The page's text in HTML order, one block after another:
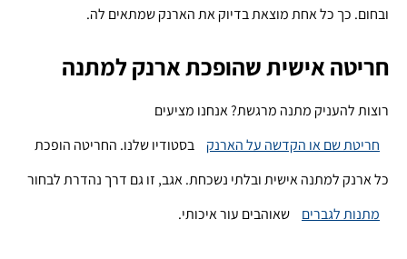
ובחום. כך כל אחת מוצאת בדיוק את הארנק שמתאים לה.
חריטה אישית שהופכת ארנק למתנה
רוצות להעניק מתנה מרגשת? אנחנו מציעים
חריטת שם או הקדשה על הארנק
בסטודיו שלנו. החריטה הופכת
כל ארנק למתנה אישית ובלתי נשכחת. אגב, זו גם דרך נהדרת לבחור
מתנות לגברים
שאוהבים עור איכותי.